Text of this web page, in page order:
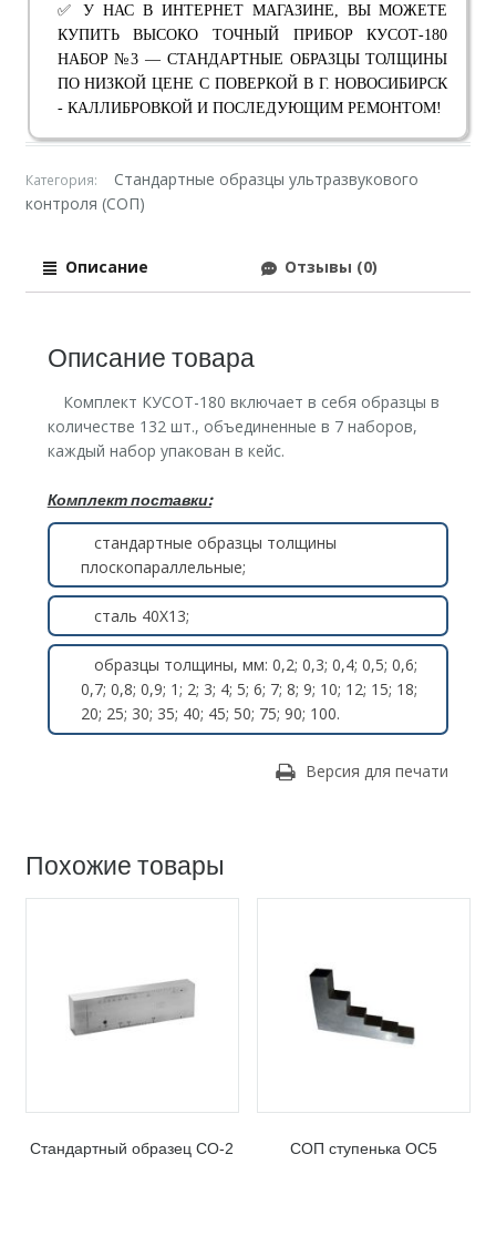
✅ У НАС В ИНТЕРНЕТ МАГАЗИНЕ, ВЫ МОЖЕТЕ
КУПИТЬ ВЫСОКО ТОЧНЫЙ ПРИБОР КУСОТ-180
НАБОР №3 — СТАНДАРТНЫЕ ОБРАЗЦЫ ТОЛЩИНЫ
ПО НИЗКОЙ ЦЕНЕ С ПОВЕРКОЙ В Г. НОВОСИБИРСК
- КАЛЛИБРОВКОЙ И ПОСЛЕДУЮЩИМ РЕМОНТОМ!
Категория:
Стандартные образцы ультразвукового
контроля (СОП)
Описание Отзывы (0)
Описание товара
Комплект КУСОТ-180 включает в себя образцы в
количестве 132 шт., объединенные в 7 наборов,
каждый набор упакован в кейс.
Комплект поставки:
стандартные образцы толщины
плоскопараллельные;
сталь 40Х13;
образцы толщины, мм: 0,2; 0,3; 0,4; 0,5; 0,6;
0,7; 0,8; 0,9; 1; 2; 3; 4; 5; 6; 7; 8; 9; 10; 12; 15; 18;
20; 25; 30; 35; 40; 45; 50; 75; 90; 100.
Версия для печати
Похожие товары
Стандартный образец СО-2 СОП ступенька ОС5